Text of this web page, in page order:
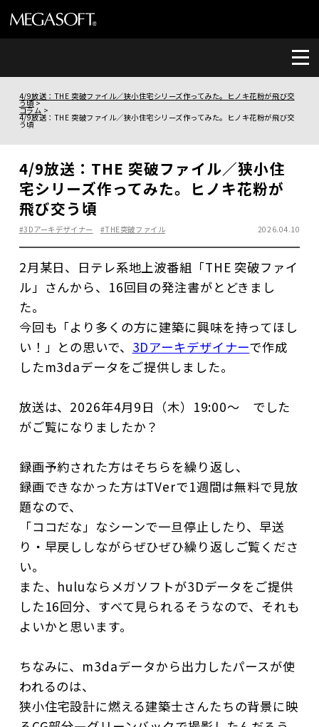
4/9放送：THE 突破ファイル／狭小住宅シリーズ作ってみた。ヒノキ花粉が飛び交
う頃
コラム
4/9放送：THE 突破ファイル／狭小住宅シリーズ作ってみた。ヒノキ花粉が飛び交
う頃
4/9放送：THE 突破ファイル／狭小住
宅シリーズ作ってみた。ヒノキ花粉が
飛び交う頃
#3Dアーキデザイナー #THE突破ファイル 2026.04.10
2月某日、日テレ系地上波番組「THE 突破ファイ
ル」さんから、16回目の発注書がとどきまし
た。
今回も「より多くの方に建築に興味を持ってほし
い！」との思いで、 3Dアーキデザイナーで作成
したm3daデータをご提供しました。
放送は、2026年4月9日（木）19:00～ でした
がご覧になりましたか？
録画予約された方はそちらを繰り返し、
録画できなかった方はTVerで1週間は無料で見放
題なので、
「ココだな」なシーンで一旦停止したり、早送
り・早戻ししながらぜひぜひ繰り返しご覧くださ
い。
また、huluならメガソフトが3Dデータをご提供
した16回分、すべて見られるそうなので、それも
よいかと思います。
ちなみに、m3daデータから出力したパースが使
われるのは、
狭小住宅設計に燃える建築士さんたちの背景に映